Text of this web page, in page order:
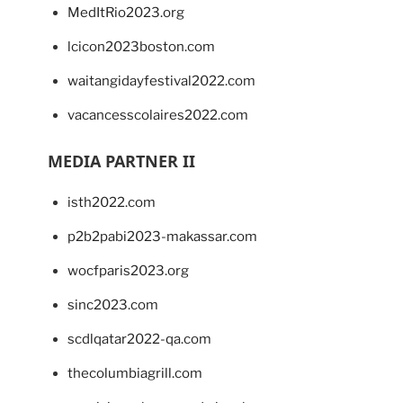
MedItRio2023.org
lcicon2023boston.com
waitangidayfestival2022.com
vacancesscolaires2022.com
MEDIA PARTNER II
isth2022.com
p2b2pabi2023-makassar.com
wocfparis2023.org
sinc2023.com
scdlqatar2022-qa.com
thecolumbiagrill.com